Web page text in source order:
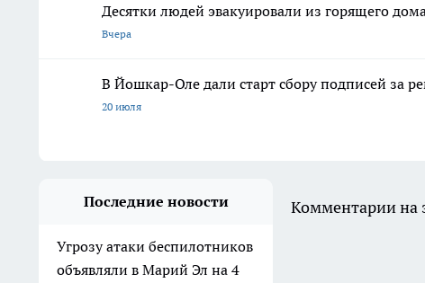
Десятки людей эвакуировали из горящего
Вчера
В Йошкар-Оле дали старт сбору подписей за
20 июля
Последние новости
Угрозу атаки беспилотников
объявляли в Марий Эл на 4
Комментарии на